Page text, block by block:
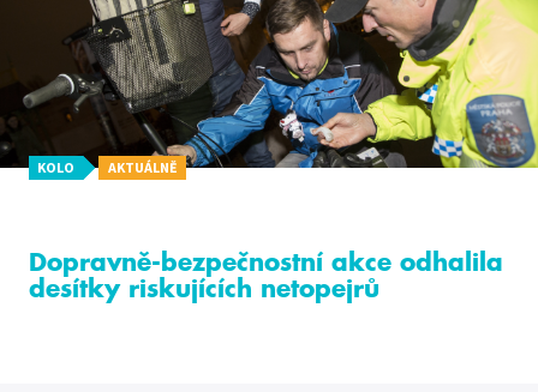
KOLO AKTUÁLNĚ
Dopravně-bezpečnostní akce odhalila
desítky riskujících netopejrů